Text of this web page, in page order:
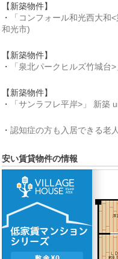
【新築物件】
・
「コンフォール和光西大
和光市)
【新築物件】
・
「泉北パークヒルズ竹城台
【新築物件】
・
「サンラフレ平岸>」 新築
・ 認知症の方も入居できる老
安い賃貸物件の情報